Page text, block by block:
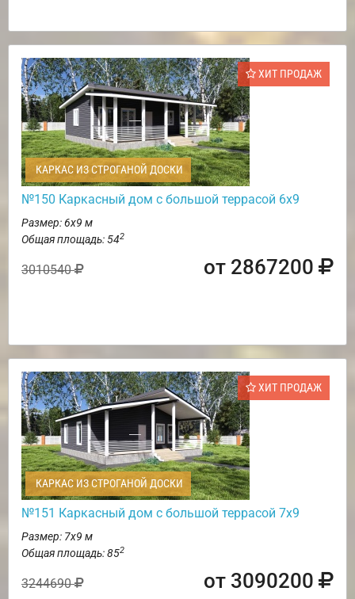
ХИТ ПРОДАЖ
КАРКАС ИЗ СТРОГАНОЙ ДОСКИ
№150 Каркасный дом с большой террасой 6х9
Размер: 6х9 м
Общая площадь: 542
3010540 от 2867200
ХИТ ПРОДАЖ
КАРКАС ИЗ СТРОГАНОЙ ДОСКИ
№151 Каркасный дом с большой террасой 7х9
Размер: 7х9 м
Общая площадь: 852
3244690 от 3090200